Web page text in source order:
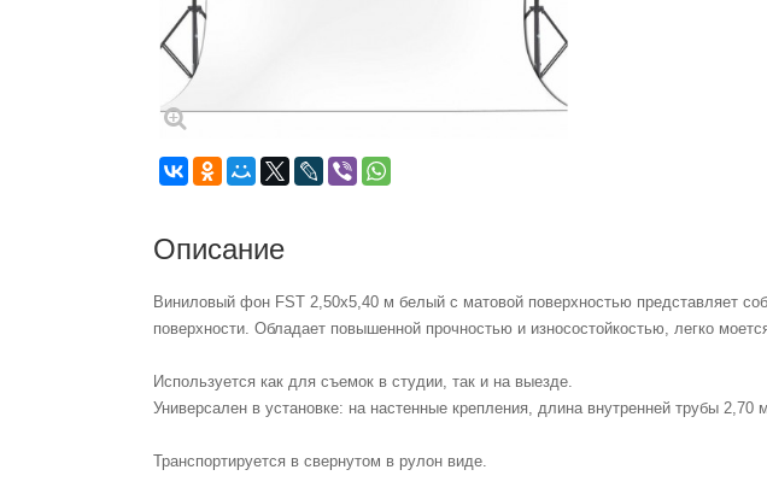
Описание
Виниловый фон FST 2,50x5,40 м белый с матовой поверхностью представляет
поверхности. Обладает повышенной прочностью и износостойкостью, легко
Используется как для съемок в студии, так и на выезде.
Универсален в установке: на настенные крепления, длина внутренней трубы
Транспортируется в свернутом в рулон виде.